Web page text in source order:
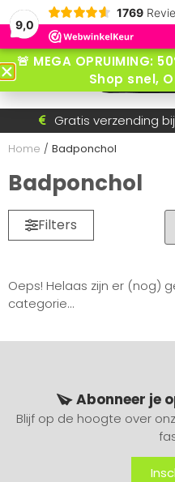
9,0
1769
BetaalSnel
Gratis verzending
Voor 15:30 besteld
Home / Badponchol
Badponchol
Filters
Oeps! Helaas zijn er (nog)
categorie...
Abonneer je
Blijf op de hoogte over
🚨 MEGA OPRUIMING:
Shop snel,